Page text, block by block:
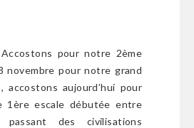
pour notre 2ème
novembre pour notre grand
accostons aujourd’hui pour
1ère escale débutée entre
passant des civilisations